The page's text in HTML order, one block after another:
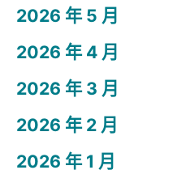
2026 年 5 月
2026 年 4 月
2026 年 3 月
2026 年 2 月
2026 年 1 月